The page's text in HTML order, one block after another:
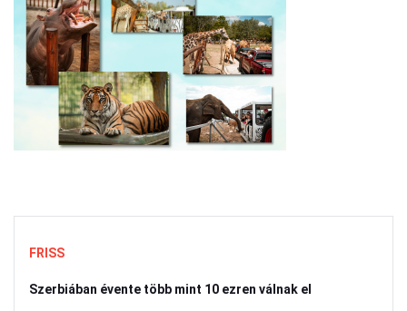
FRISS
Szerbiában évente több mint 10 ezren válnak el